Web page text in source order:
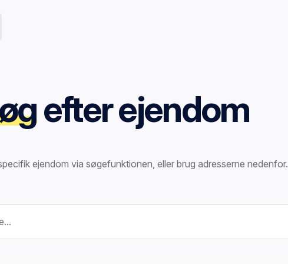
efter ejendom
ejendom via søgefunktionen, eller brug adresserne nedenfor.